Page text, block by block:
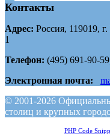
Контакты
Адрес: Россия, 119019,
1
Телефон: (495) 691-90-
Электронная почта:
© 2001-2026
столиц и крупных
PHP Code